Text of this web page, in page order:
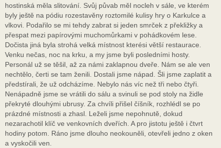
hostinská měla slitování. Svůj půvab měl nocleh v sále, ve kterém
byly ještě na pódiu rozestavěny roztomilé kulisy hry o Karkulce a
vlkovi. Podařilo se mi tehdy zabrat si jeden smrček z překližky a
přespat mezi papírovými muchomůrkami v pohádkovém lese.
Dočista jiná byla strohá velká místnost kterési větší restaurace.
Venku nečas, noc na krku, a my jsme byli posledními hosty.
Personál už se těšil, až za námi zaklapnou dveře. Nám se ale ven
nechtělo, čerti se tam ženili. Dostali jsme nápad. Šli jsme zaplatit a
předstírali, že už odcházíme. Nebylo nás víc než tři nebo čtyři.
Nenápadně jsme se vrátili do sálu a svinuli se pod stoly na židle
překryté dlouhými ubrusy. Za chvíli přišel číšník, rozhlédl se po
prázdné místnosti a zhasl. Leželi jsme nepohnutě, dokud
nezarachotil klíč ve venkovních dveřích. A pro jistotu ještě i čtvrt
hodiny potom. Ráno jsme dlouho neokouněli, otevřeli jedno z oken
a vyskočili ven.